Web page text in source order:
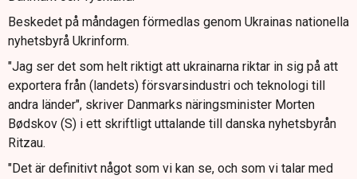
Beskedet på måndagen förmedlas genom Ukrainas nationella
nyhetsbyrå Ukrinform.
"Jag ser det som helt riktigt att ukrainarna riktar in sig på att
exportera från (landets) försvarsindustri och teknologi till
andra länder", skriver Danmarks näringsminister Morten
Bødskov (S) i ett skriftligt uttalande till danska nyhetsbyrån
Ritzau.
"Det är definitivt något som vi kan se, och som vi talar med